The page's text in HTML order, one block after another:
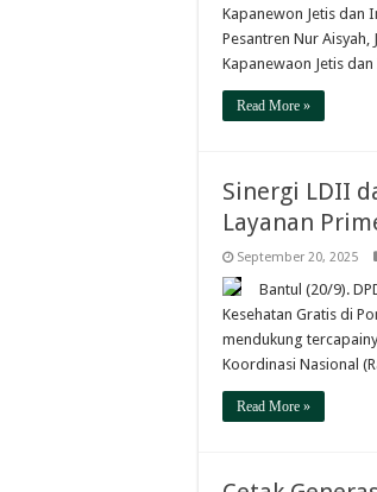
Kapanewon Jetis dan
Pesantren Nur
Kapanewaon Jetis
Read More »
Sinergi LDII
Layanan
September 20, 2025
Bantul (20/9).
Kesehatan Gratis di
mendukung
Koordinasi Nasional
Read More »